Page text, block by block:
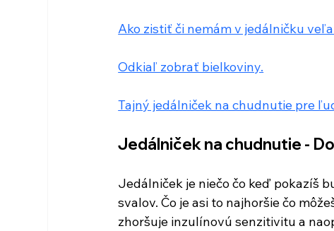
Ako zistiť či nemám v jedálničku
Odkiaľ zobrať bielkoviny.
Tajný jedálniček na chudnutie pre
Jedálniček na chudnutie -
Jedálniček je niečo čo keď pokazíš
svalov. Čo je asi to najhoršie čo
zhoršuje inzulínovú senzitivitu a